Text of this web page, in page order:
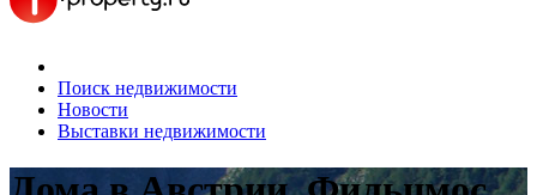
Поиск недвижимости
Новости
Выставки недвижимости